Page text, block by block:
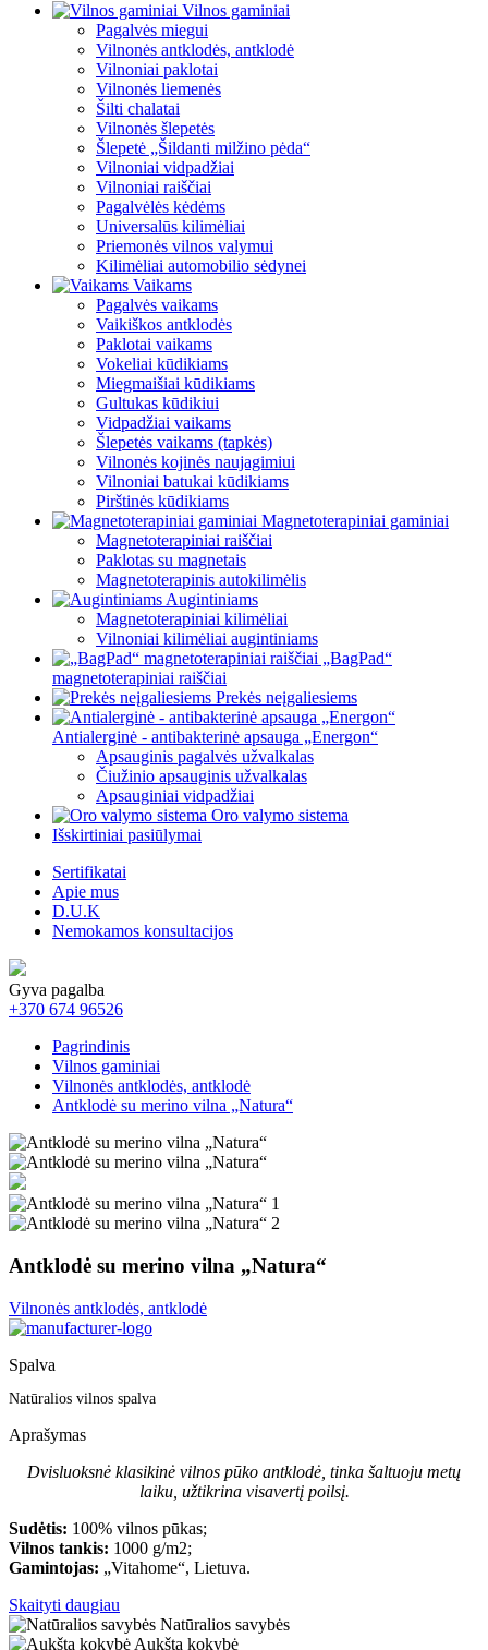
Vilnos gaminiai
Pagalvės miegui
Vilnonės antklodės, antklodė
Vilnoniai paklotai
Vilnonės liemenės
Šilti chalatai
Vilnonės šlepetės
Šlepetė „Šildanti milžino pėda“
Vilnoniai vidpadžiai
Vilnoniai raiščiai
Pagalvėlės kėdėms
Universalūs kilimėliai
Priemonės vilnos valymui
Kilimėliai automobilio sėdynei
Vaikams
Pagalvės vaikams
Vaikiškos antklodės
Paklotai vaikams
Vokeliai kūdikiams
Miegmaišiai kūdikiams
Gultukas kūdikiui
Vidpadžiai vaikams
Šlepetės vaikams (tapkės)
Vilnonės kojinės naujagimiui
Vilnoniai batukai kūdikiams
Pirštinės kūdikiams
Magnetoterapiniai gaminiai
Magnetoterapiniai raiščiai
Paklotas su magnetais
Magnetoterapinis autokilimėlis
Augintiniams
Magnetoterapiniai kilimėliai
Vilnoniai kilimėliai augintiniams
„BagPad“
magnetoterapiniai raiščiai
Prekės neįgaliesiems
Antialerginė - antibakterinė apsauga „Energon“
Apsauginis pagalvės užvalkalas
Čiužinio apsauginis užvalkalas
Apsauginiai vidpadžiai
Oro valymo sistema
Išskirtiniai pasiūlymai
Sertifikatai
Apie mus
D.U.K
Nemokamos konsultacijos
Gyva pagalba
+370 674 96526
Pagrindinis
Vilnos gaminiai
Vilnonės antklodės, antklodė
Antklodė su merino vilna „Natura“
Antklodė su merino vilna „Natura“
Vilnonės antklodės, antklodė
Spalva
Natūralios vilnos spalva
Aprašymas
Dvisluoksnė klasikinė vilnos pūko antklodė, tinka šaltuoju metų
laiku, užtikrina visavertį poilsį.
Sudėtis: 100% vilnos pūkas;
Vilnos tankis: 1000 g/m2;
Gamintojas: „Vitahome“, Lietuva.
Skaityti daugiau
Natūralios savybės
Aukšta kokybė